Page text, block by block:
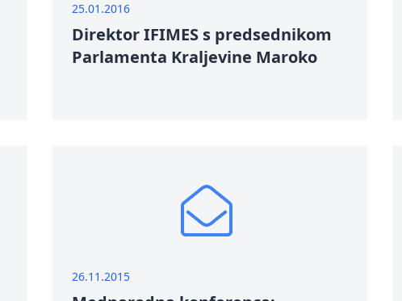
25.01.2016
Direktor IFIMES s predsednikom
Parlamenta Kraljevine Maroko
26.11.2015